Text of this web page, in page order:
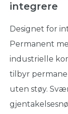
integrere
Designet for
Permanent
industrielle
tilbyr
uten støy.